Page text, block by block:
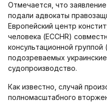
Отмечается, что
подали адвокаты
Европейский центр
человека (ECCHR)
консультационной группой
подозреваемых
судопроизводство.
Как известно, случай
полномасштабного